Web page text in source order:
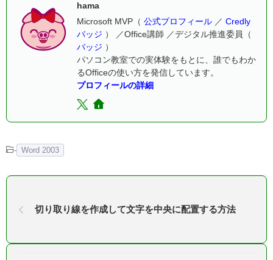
hama
Microsoft MVP（ 公式プロフィール ／ Credly
バッジ ） ／Office講師 ／デジタル推進委員（
バッジ ）
パソコン教室での実体験をもとに、誰でもわか
るOfficeの使い方を発信しています。
プロフィールの詳細
- Word 2003
切り取り線を作成して文字を中央に配置する方法